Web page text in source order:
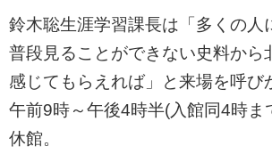
鈴木聡生涯学習課長は「多くの人
普段見ることができない史料から
感じてもらえれば」と来場を呼び
午前9時～午後4時半(入館同4時ま
休館。